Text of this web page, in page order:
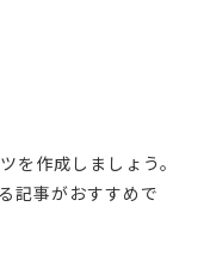
を作成しましょう。
記事がおすすめで